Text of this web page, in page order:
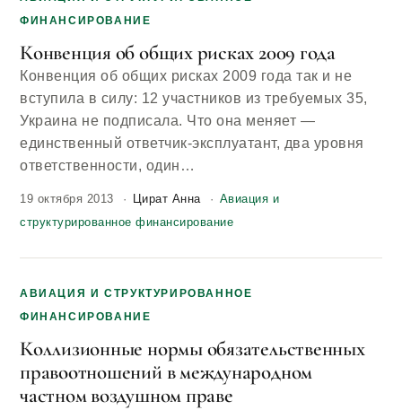
ФИНАНСИРОВАНИЕ
Конвенция об общих рисках 2009 года
Конвенция об общих рисках 2009 года так и не
вступила в силу: 12 участников из требуемых 35,
Украина не подписала. Что она меняет —
единственный ответчик-эксплуатант, два уровня
ответственности, один…
19 октября 2013 Цират Анна
Авиация и
структурированное финансирование
АВИАЦИЯ И СТРУКТУРИРОВАННОЕ
ФИНАНСИРОВАНИЕ
Коллизионные нормы обязательственных
правоотношений в международном
частном воздушном праве